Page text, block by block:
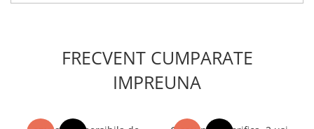
FRECVENT CUMPARATE
IMPREUNA